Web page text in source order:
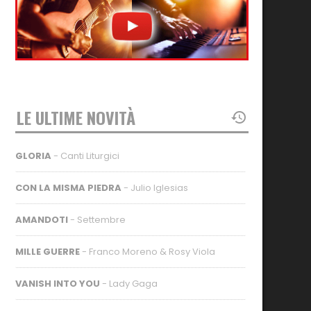
LE ULTIME NOVITÀ
GLORIA - Canti Liturgici
CON LA MISMA PIEDRA - Julio Iglesias
AMANDOTI - Settembre
MILLE GUERRE - Franco Moreno & Rosy Viola
VANISH INTO YOU - Lady Gaga